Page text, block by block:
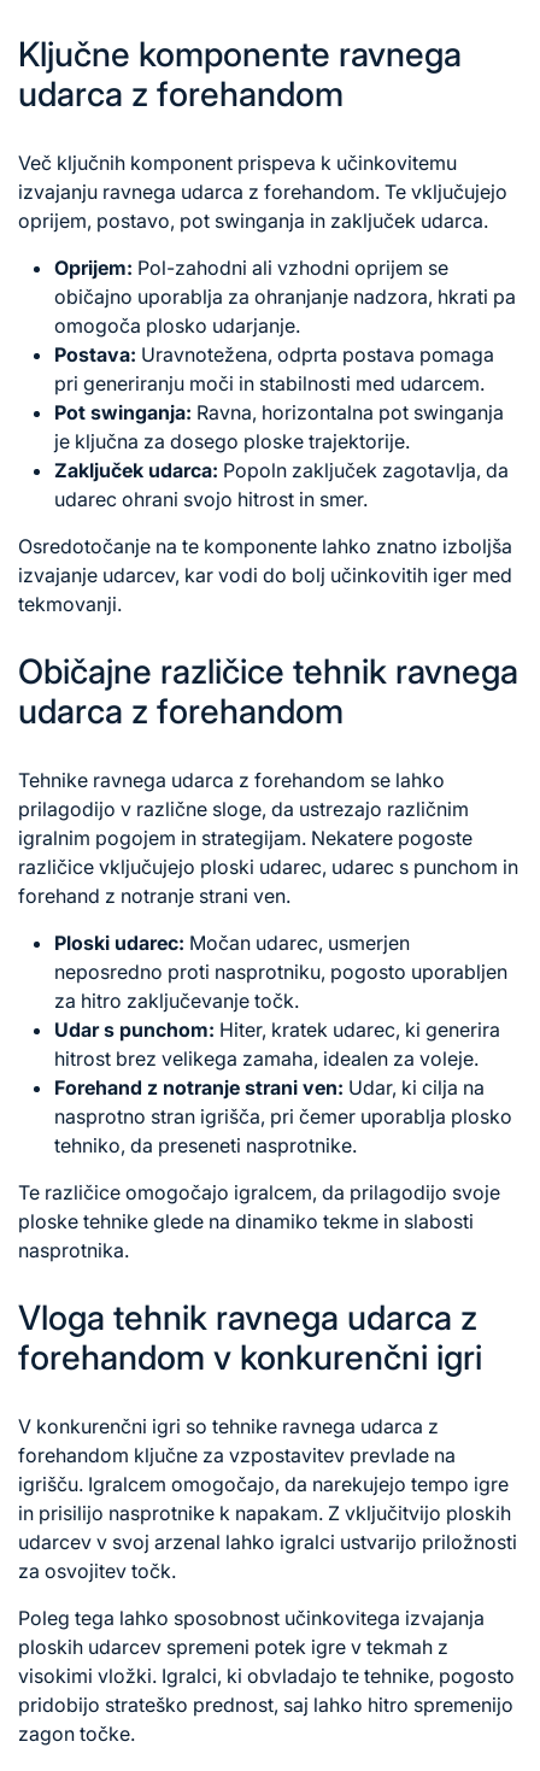
Ključne komponente ravnega
udarca z forehandom
Več ključnih komponent prispeva k učinkovitemu
izvajanju ravnega udarca z forehandom. Te vključujejo
oprijem, postavo, pot swinganja in zaključek udarca.
Oprijem: Pol-zahodni ali vzhodni oprijem se
običajno uporablja za ohranjanje nadzora, hkrati pa
omogoča plosko udarjanje.
Postava: Uravnotežena, odprta postava pomaga
pri generiranju moči in stabilnosti med udarcem.
Pot swinganja: Ravna, horizontalna pot swinganja
je ključna za dosego ploske trajektorije.
Zaključek udarca: Popoln zaključek zagotavlja, da
udarec ohrani svojo hitrost in smer.
Osredotočanje na te komponente lahko znatno izboljša
izvajanje udarcev, kar vodi do bolj učinkovitih iger med
tekmovanji.
Običajne različice tehnik ravnega
udarca z forehandom
Tehnike ravnega udarca z forehandom se lahko
prilagodijo v različne sloge, da ustrezajo različnim
igralnim pogojem in strategijam. Nekatere pogoste
različice vključujejo ploski udarec, udarec s punchom in
forehand z notranje strani ven.
Ploski udarec: Močan udarec, usmerjen
neposredno proti nasprotniku, pogosto uporabljen
za hitro zaključevanje točk.
Udar s punchom: Hiter, kratek udarec, ki generira
hitrost brez velikega zamaha, idealen za voleje.
Forehand z notranje strani ven: Udar, ki cilja na
nasprotno stran igrišča, pri čemer uporablja plosko
tehniko, da preseneti nasprotnike.
Te različice omogočajo igralcem, da prilagodijo svoje
ploske tehnike glede na dinamiko tekme in slabosti
nasprotnika.
Vloga tehnik ravnega udarca z
forehandom v konkurenčni igri
V konkurenčni igri so tehnike ravnega udarca z
forehandom ključne za vzpostavitev prevlade na
igrišču. Igralcem omogočajo, da narekujejo tempo igre
in prisilijo nasprotnike k napakam. Z vključitvijo ploskih
udarcev v svoj arzenal lahko igralci ustvarijo priložnosti
za osvojitev točk.
Poleg tega lahko sposobnost učinkovitega izvajanja
ploskih udarcev spremeni potek igre v tekmah z
visokimi vložki. Igralci, ki obvladajo te tehnike, pogosto
pridobijo strateško prednost, saj lahko hitro spremenijo
zagon točke.